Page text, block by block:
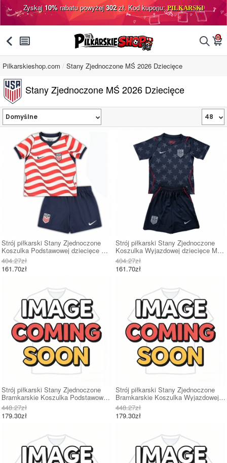
Zyskaj10%rabatu powyżej302zł, Kod kuponu:PILKARSKI
󰅯 󰂩 󰂨 0
󰃦
Pilkarskieshop.com Stany Zjednoczone MŚ 2026 Dziecięce
Stany Zjednoczone MŚ 2026 Dziecięce
Strój piłkarski Stany Zjednoczone
Koszulka Podstawowej dziecięce MŚ
2026 Krótki Rękaw (+ Krótkie
spodenki)
404.27zł
161.70zł
Strój piłkarski Stany Zjednoczone
Koszulka Wyjazdowej dziecięce MŚ
2026 Krótki Rękaw (+ Krótkie
spodenki)
404.27zł
161.70zł
Strój piłkarski Stany Zjednoczone
Bramkarskie Koszulka Podstawowej
dziecięce MŚ 2026 Krótki Rękaw (+
Krótkie spodenki)
448.27zł
179.30zł
Strój piłkarski Stany Zjednoczone
Bramkarskie Koszulka Wyjazdowej
dziecięce MŚ 2026 Krótki Rękaw (+
Krótkie spodenki)
448.27zł
179.30zł